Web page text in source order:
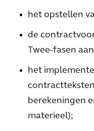
het opstellen
de
Twee-fasen
het
berekeningen
materieel);